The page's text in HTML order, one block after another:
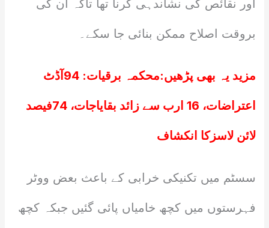
اور نقائص کی نشاندہی کرنا تھا تاکہ ان کی
بروقت اصلاح ممکن بنائی جا سکے۔
مزید یہ بھی پڑھیں: محکمہ برقیات: 94آڈٹ
اعتراضات، 16 ارب سے زائد بقایاجات، 74فیصد
لائن لاسزکا انکشاف
سسٹم میں تکنیکی خرابی کے باعث بعض ووٹر
فہرستوں میں کچھ خامیاں پائی گئیں جبکہ کچھ